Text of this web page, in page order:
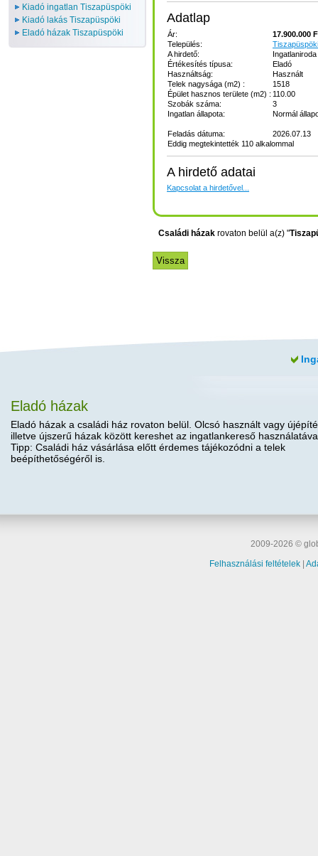
Kiadó ingatlan Tiszapüspöki
Kiadó lakás Tiszapüspöki
Eladó házak Tiszapüspöki
Adatlap
Ár:
17.900.000
Település:
Tiszapüspöki
A hirdető:
Értékesítés típusa:
Eladó
Használtság:
Használt
Telek nagysága (m2) :
1518
Épület hasznos területe (m2) : 110.00
Szobák száma:
3
Ingatlan állapota:
Normál
Feladás dátuma:
2026.07.13
Eddig megtekintették 110 alkalommal
A hirdető adatai
Kapcsolat a hirdetővel...
Családi házakrovaton belül a(z) "
Eladó házak
Eladó házak a családi ház rovaton belül. Olcsó használt vagy
illetve újszerű házak között kereshet az ingatlankereső
Tipp: Családi ház vásárlása előtt érdemes tájékozódni a telek
beépíthetőségéről is.
2009-2026 ©
Felhasználási feltételek |